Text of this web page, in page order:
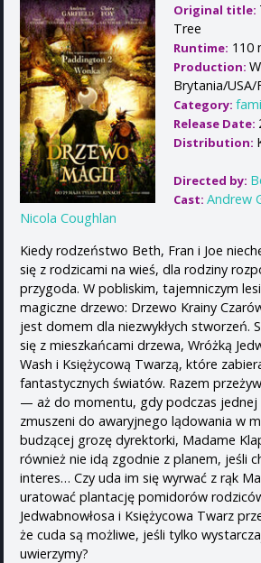
Original title:
Tree
Runtime: 110
Production:
Brytania/USA/
Category:
Release Date:
Distribution:
Directed by:
Cast: Andrew
Nicola Coughlan
Kiedy rodzeństwo Beth, Fran i Joe
się z rodzicami na wieś, dla rodziny
przygoda. W pobliskim, tajemniczym
magiczne drzewo: Drzewo Krainy
jest domem dla niezwykłych stworzeń.
się z mieszkańcami drzewa, Wróżką
Wash i Księżycową Twarzą, które
fantastycznych światów. Razem
— aż do momentu, gdy podczas jednej
zmuszeni do awaryjnego lądowania w
budzącej grozę dyrektorki, Madame
również nie idą zgodnie z planem, jeśli
interes… Czy uda im się wyrwać z rąk
uratować plantację pomidorów
Jedwabnowłosa i Księżycowa Twarz
że cuda są możliwe, jeśli tylko
uwierzymy?